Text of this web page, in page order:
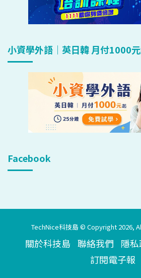
小資學外語｜英日韓 月付1000
Facebook
TechNice科技島 © Copyright 2026,
關於科技島 聯絡我們 隱
訂閱電子報